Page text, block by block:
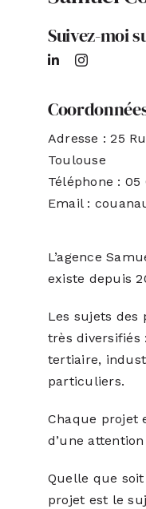
Suivez-moi
Adresse : 25
Toulouse
Téléphone : 05
Email :
L’agence
existe depuis
Les sujets des
très diversifiés
tertiaire,
particuliers.
Chaque projet
d’une
Quelle que
projet est le
ACTUALITÉS
CONTACT